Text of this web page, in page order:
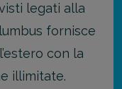
legati alla
fornisce
con la
illimitate.